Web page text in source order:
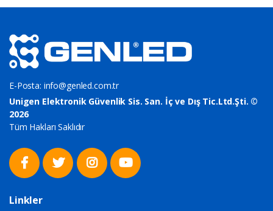
E-Posta: info@genled.com.tr
Unigen Elektronik Güvenlik Sis. San. İç ve Dış Tic.Ltd.Şti. ©
2026
Tüm Hakları Saklıdır
Linkler